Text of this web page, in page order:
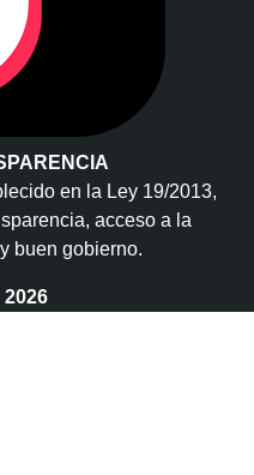
en la Ley 19/2013,
acceso a la
buen gobierno.
2026